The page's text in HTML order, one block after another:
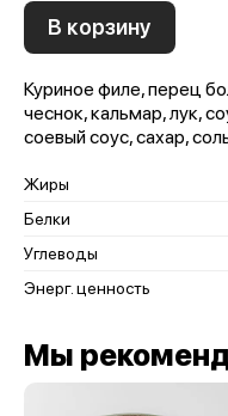
В корзину
Куриное филе, перец
чеснок, кальмар, лук,
соевый соус, сахар,
Жиры
Белки
Углеводы
Энерг. ценность
Мы